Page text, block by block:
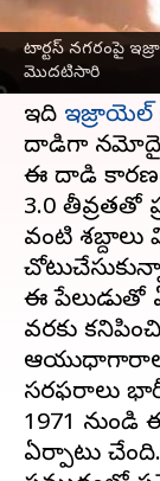
టార్టస్‌ నగరంపై
మొదటిసారి
ఈ వార్తాకథనం ఏంటి
సిరియాలోని
చేసింది.
ఇది ఇజ్రాయెల్
దాడిగా
ఈ దాడి
3.0 తీవ్రతతో
వంటి
ఈ పేలుడుతో
వరకు
సరఫరాలు
1971
ఏర్పాటు